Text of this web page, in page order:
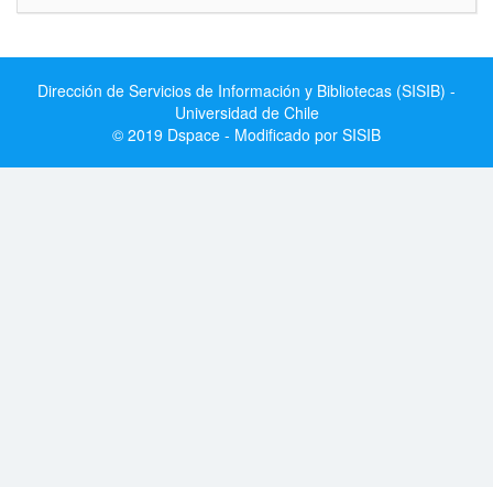
Dirección de Servicios de Información y Bibliotecas (SISIB) -
Universidad de Chile
© 2019 Dspace - Modificado por SISIB